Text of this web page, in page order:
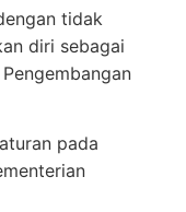
tidak
diri sebagai
pada